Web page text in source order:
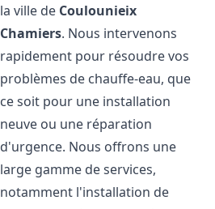
la ville de Coulounieix
Chamiers. Nous intervenons
rapidement pour résoudre vos
problèmes de chauffe-eau, que
ce soit pour une installation
neuve ou une réparation
d'urgence. Nous offrons une
large gamme de services,
notamment l'installation de